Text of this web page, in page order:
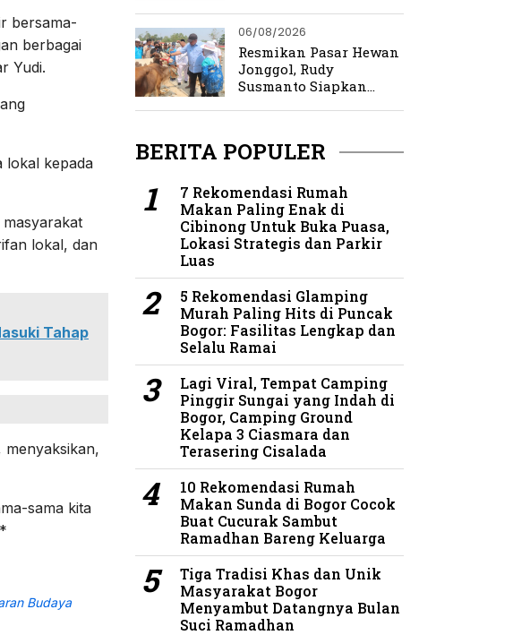
bersama-
berbagai
Yudi.
lokal kepada
lokal, dan
Tahap
sama kita
Budaya
2026
06/08/2026
Resmikan Pasar Hewan
Jonggol, Rudy
Susmanto Siapkan
BERITA POPULER
7 Rekomendasi Rumah
Makan Paling Enak di
Cibinong Untuk Buka Puasa,
Lokasi Strategis dan Parkir
Luas
5 Rekomendasi Glamping
Murah Paling Hits di Puncak
Bogor: Fasilitas Lengkap dan
Selalu Ramai
Lagi Viral, Tempat Camping
Pinggir Sungai yang Indah di
Bogor, Camping Ground
Kelapa 3 Ciasmara dan
Terasering Cisalada
10 Rekomendasi Rumah
Makan Sunda di Bogor Cocok
Buat Cucurak Sambut
Ramadhan Bareng Keluarga
Tiga Tradisi Khas dan Unik
Masyarakat Bogor
Menyambut Datangnya Bulan
Suci Ramadhan